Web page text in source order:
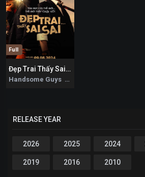
Full
8.6
Đẹp Trai Thấy Sai Sai
Handsome Guys 2024
RELEASE YEAR
2026 2025 2024
2019 2016 2010